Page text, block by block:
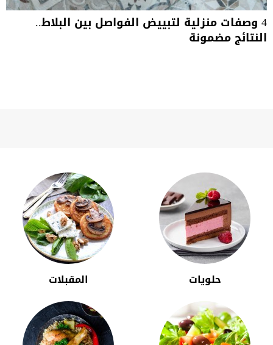
4 وصفات منزلية لتبييض الفواصل بين البلاط..
النتائج مضمونة
حلويات المقبلات